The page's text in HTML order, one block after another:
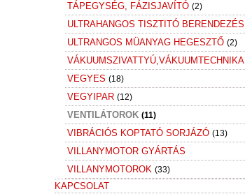
TÁPEGYSÉG, FÁZISJAVÍTÓ (2)
ULTRAHANGOS TISZTITÓ BERENDEZÉS
ULTRANGOS MÜANYAG HEGESZTŐ (2)
VÁKUUMSZIVATTYÚ,VÁKUUMTECHNIKA
VEGYES (18)
VEGYIPAR (12)
VENTILÁTOROK (11)
VIBRÁCIÓS KOPTATÓ SORJÁZÓ (13)
VILLANYMOTOR GYÁRTÁS
VILLANYMOTOROK (33)
KAPCSOLAT